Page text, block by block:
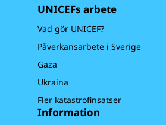
UNICEFs arbete
Vad gör UNICEF?
Påverkansarbete i Sverige
Gaza
Ukraina
Fler katastrofinsatser
Information